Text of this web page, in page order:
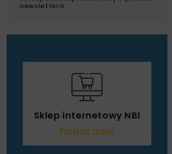
newslettera.
Sklep internetowy NBI
Przejdź dalej